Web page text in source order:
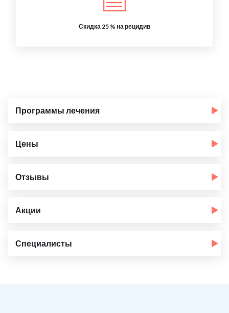
Скидка 25 % на рецидив
Программы лечения
Цены
Отзывы
Акции
Специалисты